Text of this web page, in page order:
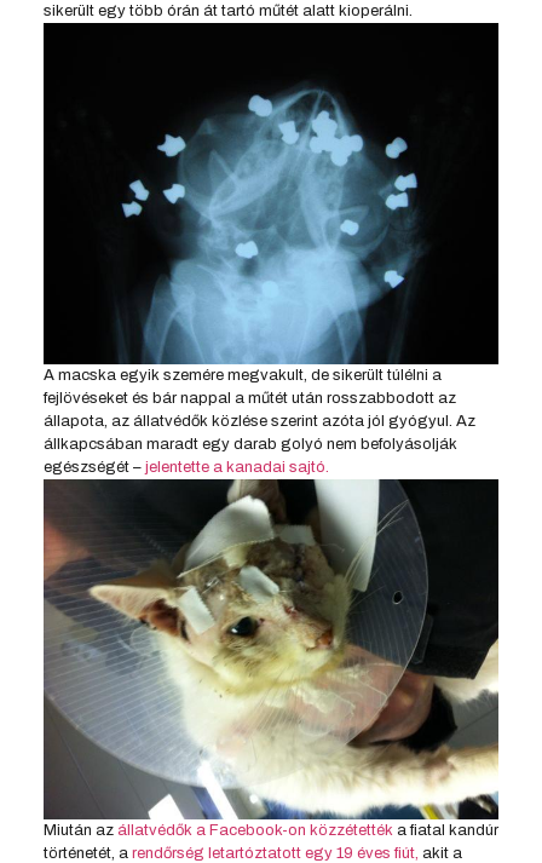
sikerült egy több órán át tartó műtét alatt kioperálni.
A macska egyik szemére megvakult, de sikerült túlélni a
fejlövéseket és bár nappal a műtét után rosszabbodott az
állapota, az állatvédők közlése szerint azóta jól gyógyul. Az
állkapcsában maradt egy darab golyó nem befolyásolják
egészségét –jelentette a kanadai sajtó.
Miután azállatvédők a Facebook-on közzétették a fiatal kandúr
történetét, arendőrség letartóztatott egy 19 éves fiút, akit a